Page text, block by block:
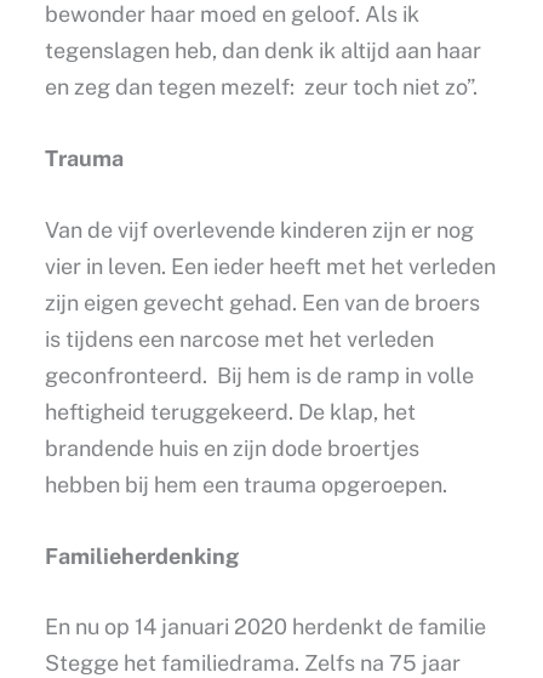
bewonder haar moed en geloof. Als ik
tegenslagen heb, dan denk ik altijd aan haar
en zeg dan tegen mezelf: zeur toch niet zo”.
Trauma
Van de vijf overlevende kinderen zijn er nog
vier in leven. Een ieder heeft met het verleden
zijn eigen gevecht gehad. Een van de broers
is tijdens een narcose met het verleden
geconfronteerd. Bij hem is de ramp in volle
heftigheid teruggekeerd. De klap, het
brandende huis en zijn dode broertjes
hebben bij hem een trauma opgeroepen.
Familieherdenking
En nu op 14 januari 2020 herdenkt de familie
Stegge het familiedrama. Zelfs na 75 jaar